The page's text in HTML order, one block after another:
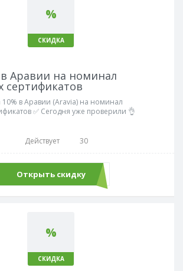
%
СКИДКА
в Аравии на номинал
сертификатов
10% в Аравии (Aravia) на номинал
✅ Сегодня уже проверили 👌
Действует
30
Открыть скидку
%
СКИДКА